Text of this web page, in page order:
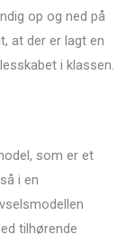
op og ned på
at der er lagt en
i klassen.
som er et
i en
tilhørende